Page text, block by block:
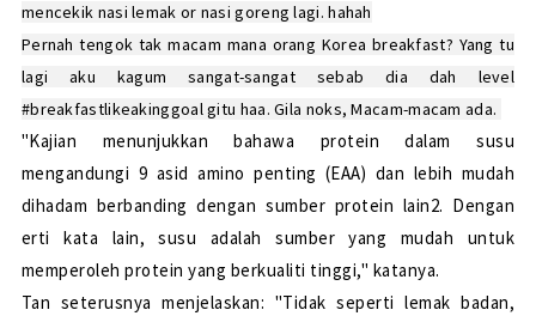
mencekik nasi lemak or nasi goreng lagi. hahah
Pernah tengok tak macam mana orang Korea breakfast? Yang tu
lagi aku kagum sangat-sangat sebab dia dah level
#breakfastlikeakinggoal gitu haa. Gila noks, Macam-macam ada.
"Kajian menunjukkan bahawa protein dalam susu
mengandungi 9 asid amino penting (EAA) dan lebih mudah
dihadam berbanding dengan sumber protein lain2. Dengan
erti kata lain, susu adalah sumber yang mudah untuk
memperoleh protein yang berkualiti tinggi," katanya.
Tan seterusnya menjelaskan: "Tidak seperti lemak badan,